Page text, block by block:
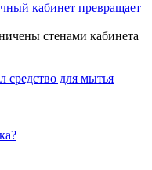
кабинет превращает
стенами кабинета
средство для мытья